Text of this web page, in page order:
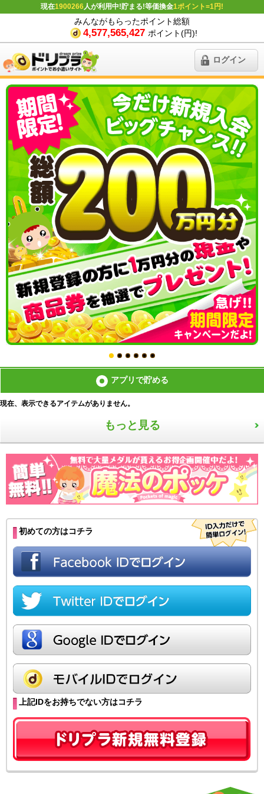
現在1900266人が利用中!貯まる!等価換金1ポイント=1円!
みんながもらったポイント総額
4,577,565,427 ポイント(円)!
ログイン
アプリで貯める
現在、表示できるアイテムがありません。
もっと見る
初めての方はコチラ
上記IDをお持ちでない方はコチラ